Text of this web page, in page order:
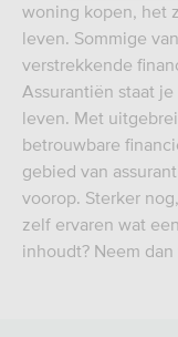
woning kopen, het
leven. Sommige
verstrekkende
Assurantiën staat
leven. Met
betrouwbare
gebied van
voorop. Sterker
zelf ervaren wat
inhoudt? Neem